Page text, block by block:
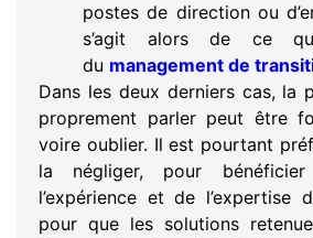
postes de direction ou
s’agit alors de ce
du management de
Dans les deux derniers cas,
proprement parler peut être
voire oublier. Il est pourtant
la négliger, pour
l’expérience et de l’expertise
pour que les solutions